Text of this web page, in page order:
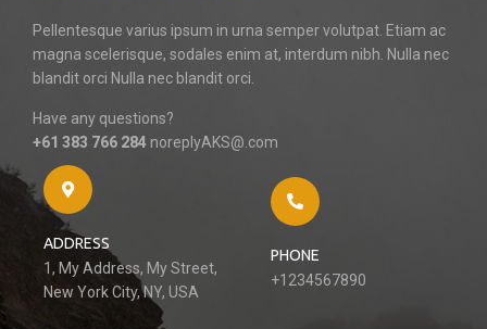
Pellentesque varius ipsum in urna semper volutpat. Etiam ac
magna scelerisque, sodales enim at, interdum nibh. Nulla nec
blandit orci Nulla nec blandit orci.
Have any questions?
+61 383 766 284 noreplyAKS@.com
ADDRESS
1, My Address, My Street,
New York City, NY, USA
PHONE
+1234567890